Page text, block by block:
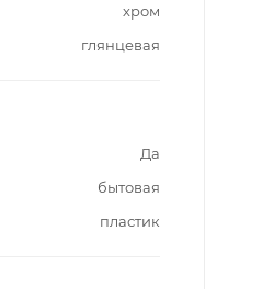
хром
глянцевая
Да
бытовая
пластик